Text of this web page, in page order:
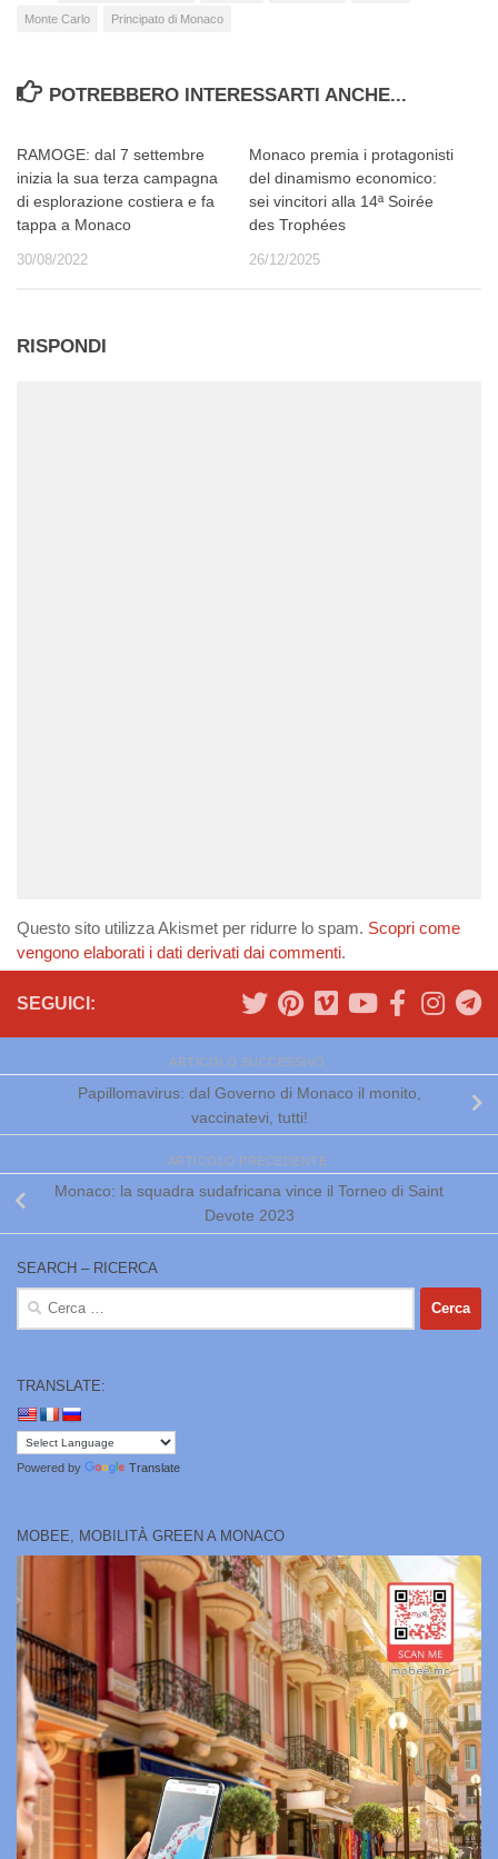
Monte Carlo Principato di Monaco
POTREBBERO INTERESSARTI ANCHE...
RAMOGE: dal 7 settembre
inizia la sua terza campagna
di esplorazione costiera e fa
tappa a Monaco
30/08/2022
Monaco premia i protagonisti
del dinamismo economico:
sei vincitori alla 14ª Soirée
des Trophées
26/12/2025
RISPONDI
Questo sito utilizza Akismet per ridurre lo spam. Scopri come
vengono elaborati i dati derivati dai commenti.
SEGUICI:
ARTICOLO SUCCESSIVO
Papillomavirus: dal Governo di Monaco il monito,
vaccinatevi, tutti!
ARTICOLO PRECEDENTE
Monaco: la squadra sudafricana vince il Torneo di Saint
Devote 2023
SEARCH – RICERCA
Ricerca
TRANSLATE:
Powered by Translate
MOBEE, MOBILITÀ GREEN A MONACO